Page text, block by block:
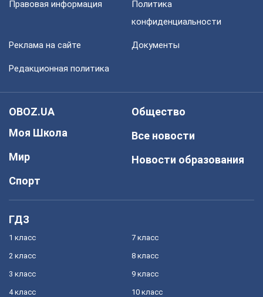
Правовая информация
Политика
конфиденциальности
Реклама на сайте Документы
Редакционная политика
OBOZ.UA
Моя Школа
Мир
Спорт
Общество
Все новости
Новости образования
ГДЗ
1 класс
2 класс
3 класс
4 класс
7 класс
8 класс
9 класс
10 класс